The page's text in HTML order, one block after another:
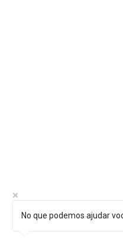
No que podemos ajudar